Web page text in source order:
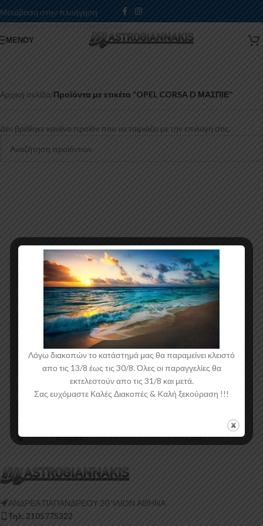
Μετάβαση στην πλοήγηση
Μετάβαση στο κύριο περιεχόμενο
ΜΕΝΟΎ
Αρχική σελίδα/Προϊόντα με ετικέτα “OPEL CORSA D ΜΑΣΠΙΕ”
Δεν βρέθηκε κανένα προϊόν που να ταιριάζει με την επιλογή σας.
Frogum Cam
ΑΝΔΡΕΑ ΠΑΠΑΝΔΡΕΟΥ 20 ‘ΙΛΙΟΝ ΑΘΗΝΑ
Τηλ: 2105775322
Λόγω διακοπών το κατάστημά μας θα παραμείνει κλειστό
απο τις 13/8 έως τις 30/8. Όλες οι παραγγελίες θα
εκτελεστούν απο τις 31/8 και μετά.
Σας ευχόμαστε Καλές Διακοπές & Kαλή ξεκούραση !!!